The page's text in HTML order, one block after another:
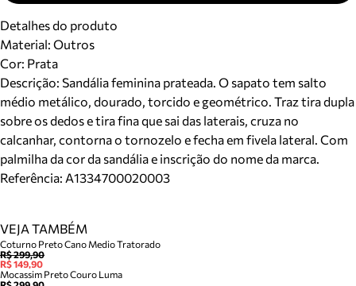
Detalhes do produto
Material: Outros
Cor: Prata
Descrição: Sandália feminina prateada. O sapato tem salto
médio metálico, dourado, torcido e geométrico. Traz tira dupla
sobre os dedos e tira fina que sai das laterais, cruza no
calcanhar, contorna o tornozelo e fecha em fivela lateral. Com
palmilha da cor da sandália e inscrição do nome da marca.
Referência: A1334700020003
VEJA TAMBÉM
Coturno Preto Cano Medio Tratorado
R$ 299,90
R$ 149,90
Mocassim Preto Couro Luma